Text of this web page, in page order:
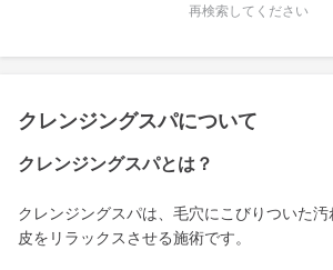
再検索してください
クレンジングスパについて
クレンジングスパとは？
クレンジングスパは、毛穴にこびりついた
皮をリラックスさせる施術です。